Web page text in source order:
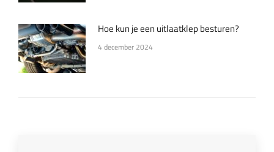
Hoe kun je een uitlaatklep besturen?
4 december 2024